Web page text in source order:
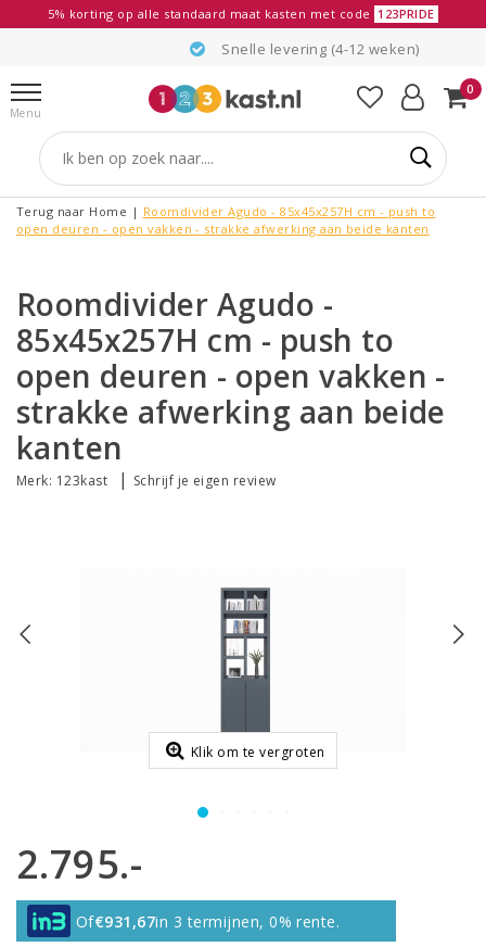
5% korting op alle standaard maat kasten met code 123PRIDE
Snelle levering (4-12 weken)
Menu
0
Terug naar Home | Roomdivider Agudo - 85x45x257H cm - push to
open deuren - open vakken - strakke afwerking aan beide kanten
Roomdivider Agudo -
85x45x257H cm - push to
open deuren - open vakken -
strakke afwerking aan beide
kanten
Merk: 123kast | Schrijf je eigen review
Klik om te vergroten
2.795.-
Of€931,67in 3 termijnen, 0% rente.